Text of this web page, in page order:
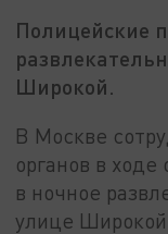
Полицейские
Широкой.
В Москве
органов в
в ночное
улице